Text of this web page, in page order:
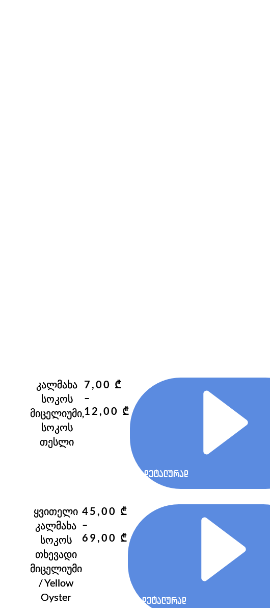
კალმახა
სოკოს
მიცელიუმი,
სოკოს
თესლი
7,00 ₾
–
12,00 ₾ Price
range:
7,00 ₾
through
12,00 ₾
დეტალურად
ყვითელი
კალმახა
სოკოს
თხევადი
მიცელიუმი
/ Yellow
Oyster
45,00 ₾
–
69,00 ₾ Price
range:
through
69,00 ₾
დეტალურად